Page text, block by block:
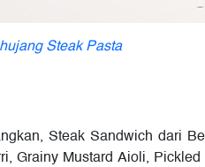
Steak Pasta
Steak Sandwich dari
Grainy Mustard Aioli,